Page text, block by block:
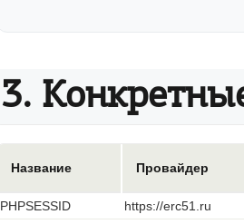
3.
Название Провайдер
PHPSESSID
https://erc51.ru